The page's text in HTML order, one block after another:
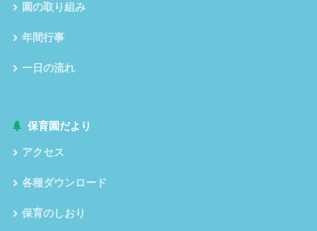
園の取り組み
年間行事
一日の流れ
保育園だより
アクセス
各種ダウンロード
保育のしおり